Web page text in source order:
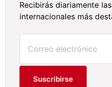
Recibirás diariamente
internacionales más
Suscribirse